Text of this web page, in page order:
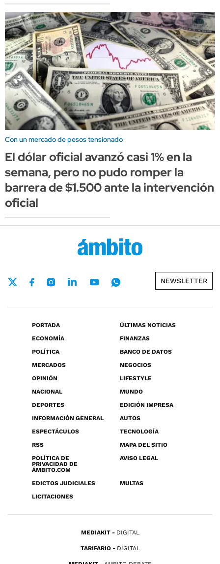
Con un mercado de pesos tensionado
El dólar oficial avanzó casi 1% en la
semana, pero no pudo romper la
barrera de $1.500 ante la intervención
oficial
NEWSLETTER
PORTADA
ÚLTIMAS NOTICIAS
ECONOMÍA
FINANZAS
POLÍTICA
BANCO DE DATOS
MERCADOS
NEGOCIOS
OPINIÓN
LIFESTYLE
NACIONAL
MUNDO
DEPORTES
EDICIÓN IMPRESA
INFORMACIÓN GENERAL
AUTOS
ESPECTÁCULOS
TECNOLOGÍA
RSS
MAPA DEL SITIO
POLÍTICA DE
PRIVACIDAD DE
ÁMBITO.COM
AVISO LEGAL
EDICTOS JUDICIALES
MULTAS
LICITACIONES
MEDIAKIT DIGITAL
TARIFARIO DIGITAL